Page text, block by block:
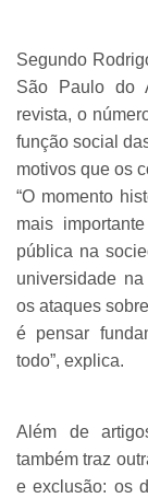
Segundo
São Paulo do
revista, o
função social
motivos que os
“O momento
mais
pública na
universidade
os ataques
é pensar
todo”, explica.
Além de
também traz
e exclusão: os